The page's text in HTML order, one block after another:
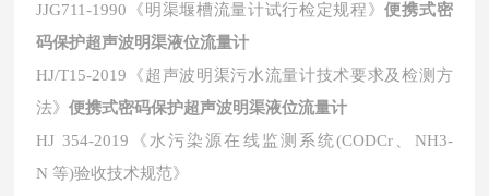
JJG711-1990《明渠堰槽流量计试行检定规程》便携式密
码保护超声波明渠液位流量计
HJ/T15-2019《超声波明渠污水流量计技术要求及检测方
法》便携式密码保护超声波明渠液位流量计
HJ 354-2019《水污染源在线监测系统(CODCr、NH3-
N 等)验收技术规范》